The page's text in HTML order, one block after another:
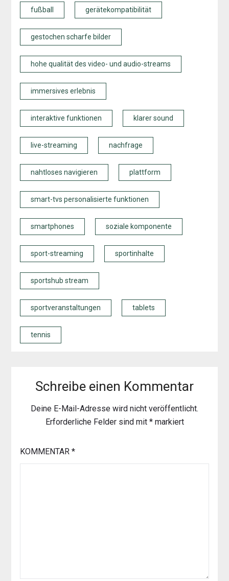
fußball gerätekompatibilität
gestochen scharfe bilder
hohe qualität des video- und audio-streams
immersives erlebnis
interaktive funktionen klarer sound
live-streaming nachfrage
nahtloses navigieren plattform
smart-tvs personalisierte funktionen
smartphones soziale komponente
sport-streaming sportinhalte
sportshub stream
sportveranstaltungen tablets
tennis
Schreibe einen Kommentar
Deine E-Mail-Adresse wird nicht veröffentlicht.
Erforderliche Felder sind mit *markiert
KOMMENTAR *